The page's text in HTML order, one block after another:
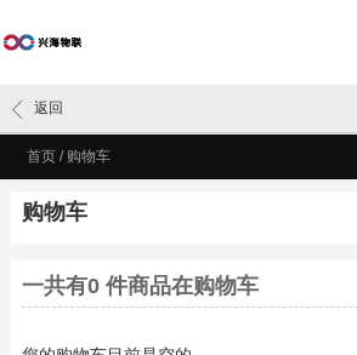
首页 / 购物车
返回
购物车
一共有0件商品在购物车